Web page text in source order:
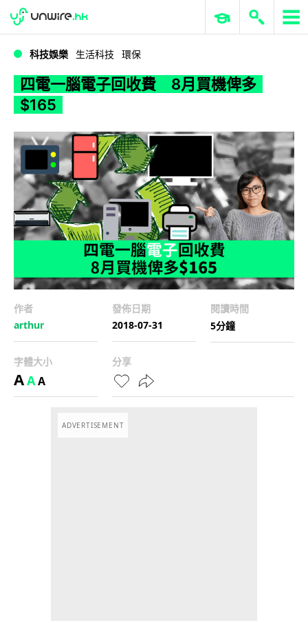
四電一腦電子回收費 8月買機俾多$165
WWDC 2026 ERP 與商業 AI
科技娛樂 生活科技 環保
四電一腦電子回收費 8月買機俾多
$165
作者
arthur
發佈日期
2018-07-31
閱讀時間
5分鐘
字體大小
AAA
分享
ADVERTISEMENT